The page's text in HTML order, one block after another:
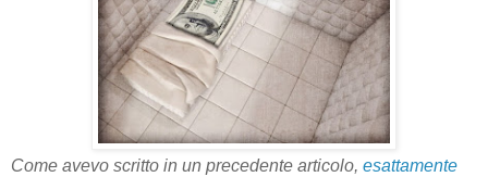
Come avevo scritto in un precedente articolo, esattamente